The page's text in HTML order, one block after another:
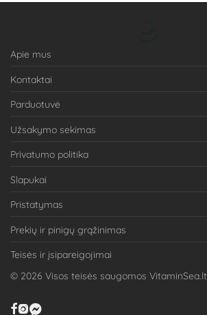
Apie mus
Kontaktai
Parduotuvė
Užsakymo sekimas
Privatumo politika
Slapukai
Pristatymas
Prekių ir pinigų grąžinimas
Teisės ir įsipareigojimai
© 2026 Visos teisės saugomos VitaminSea.lt